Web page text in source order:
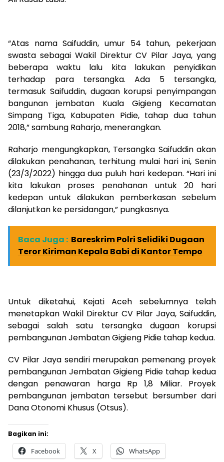
“Atas nama Saifuddin, umur 54 tahun, pekerjaan
swasta sebagai Wakil Direktur CV Pilar Jaya, yang
beberapa waktu lalu kita lakukan penyidikan
terhadap para tersangka. Ada 5 tersangka,
termasuk Saifuddin, dugaan korupsi penyimpangan
bangunan jembatan Kuala Gigieng Kecamatan
Simpang Tiga, Kabupaten Pidie, tahap dua tahun
2018,” sambung Raharjo, menerangkan.
Raharjo mengungkapkan, Tersangka Saifuddin akan
dilakukan penahanan, terhitung mulai hari ini, Senin
(23/3/2022) hingga dua puluh hari kedepan. “Hari ini
kita lakukan proses penahanan untuk 20 hari
kedepan untuk dilakukan pemberkasan sebelum
dilanjutkan ke persidangan,” pungkasnya.
Baca Juga : Bareskrim Polri Selidiki Dugaan
Teror Kiriman Kepala Babi di Kantor Tempo
Untuk diketahui, Kejati Aceh sebelumnya telah
menetapkan Wakil Direktur CV Pilar Jaya, Saifuddin,
sebagai salah satu tersangka dugaan korupsi
pembangunan Jembatan Gigieng Pidie tahap kedua.
CV Pilar Jaya sendiri merupakan pemenang proyek
pembangunan Jembatan Gigieng Pidie tahap kedua
dengan penawaran harga Rp 1,8 Miliar. Proyek
pembangunan jembatan tersebut bersumber dari
Dana Otonomi Khusus (Otsus).
Bagikan ini:
Facebook X WhatsApp